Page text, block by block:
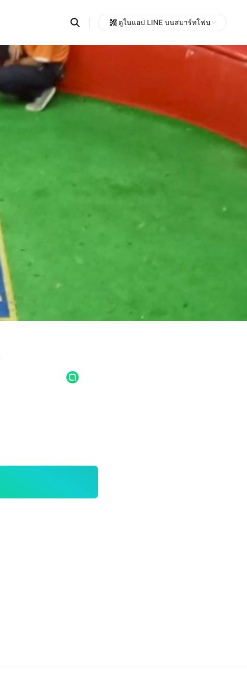
Search
OpenChats
messages
search
ดูในแอป LINE บนสมาร์ทโฟน